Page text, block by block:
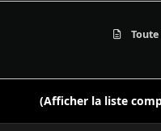
(Afficher la liste